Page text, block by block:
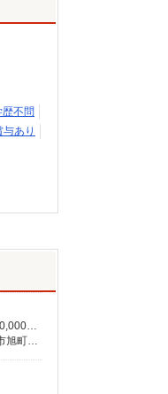
歴不問
あり
月給260,000円〜280,000円（地域・資格による） 上記、運転手当含む（1000円／日・月20日換算） ★介護福祉士の方は月給20,000円加算（資格手当） 別途交通費支給（30,000円上限／月） 別途残業手当（月平均残業時間15時間）残業代全額支給
【在宅介護センター川口】埼玉県川口市柳崎五丁目18番地8 サンフラワ－カトウ102号室 【ところざわ訪問入浴】埼玉県所沢市旭町5番地6 鹿野川ビル1階 【在宅介護センター加須】埼玉県加須市花崎一丁目23番地10 【在宅介護センター上尾】埼玉県上尾市上町一丁目11番地20 伊藤店舗1階 【与野営業所】埼玉県さいたま市中央区本町東四丁目2番地2 AMENITYHOUSE 【在宅介護センター春日部】埼玉県春日部市粕壁東二丁目3番地40 グレースヒル橋本202号室